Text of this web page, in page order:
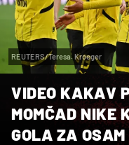
REUTERS/Teresa. Kroeger
VIDEO KAKAV
MOMČAD NIKE
GOLA ZA